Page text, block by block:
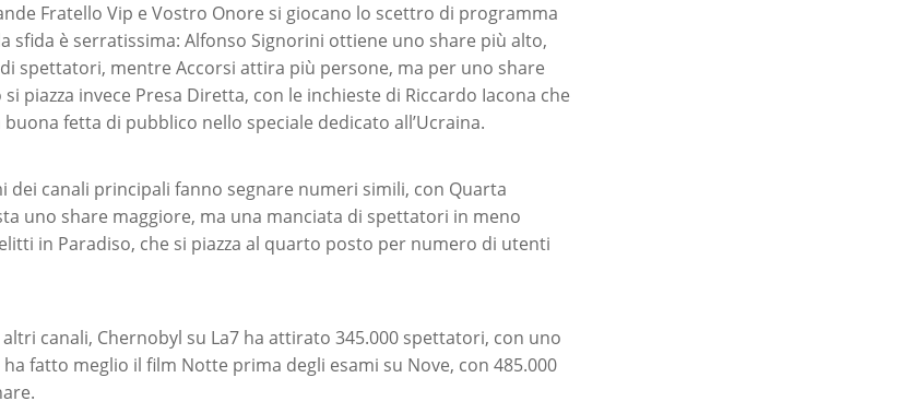
Fratello Vip e Vostro Onore si giocano lo scettro di programma
sfida è serratissima: Alfonso Signorini ottiene uno share più alto,
spettatori, mentre Accorsi attira più persone, ma per uno share
piazza invece Presa Diretta, con le inchieste di Riccardo Iacona che
fetta di pubblico nello speciale dedicato all’Ucraina.
canali principali fanno segnare numeri simili, con Quarta
uno share maggiore, ma una manciata di spettatori in meno
in Paradiso, che si piazza al quarto posto per numero di utenti
canali, Chernobyl su La7 ha attirato 345.000 spettatori, con uno
ha fatto meglio il film Notte prima degli esami su Nove, con 485.000